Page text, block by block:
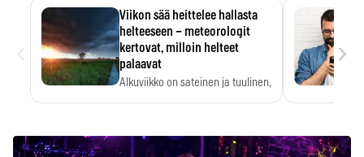
Viikon sää heittelee hallasta
helteeseen – meteorologit
kertovat, milloin helteet
palaavat
Alkuviikko on sateinen ja tuulinen,
›